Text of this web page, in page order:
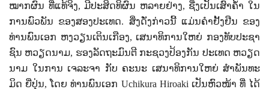
ໝາກ​ຜົນ​ ທີ່​ແທ້​ຈິງ, ມີ​ປະ​ສິດ​ທິ​ຜົນ ຫລາຍ​ຢ່າງ, ຊື່ງເປັນ​ເສົາ​ຄ້ຳ​ ໃນ​
ການ​ພົວ​ພັນ​ ຂອງສອງ​ປະ​ເທດ. ສິ່ງດັ່ງກ່າວນີ້ ​ແມ່ນ​ຄຳ​ຢັ້ງ​ຢືນ​ ຂອງ​
ທ່ານ​ພົນ​ເອກ ຫງວຽນ​ເຕິນ​ເກືອງ, ເສ​ນາ​ທິ​ການ​ໃຫຍ່ ກອງ​ທັບ​ປະ​ຊາ​
ຊົນ ຫວຽດ​ນາມ, ຮອງ​ລັດ​ຖະ​ມົນ​ຕີ ​ກະ​ຊວງ​ປ້ອງ​ກັນ​ ປະ​ເທດ ຫວຽດ​
ນາມ ໃນ​ການ​ ເຈ​ລ​ະ​ຈາ​ ກັບ ​ຄະ​ນະ ​ເສ​ນາ​ທິ​ການ​ໃຫຍ່​ ສຳພັນ​ທະ​
ມິດ ຍີ່​ປຸ່ນ, ໂດຍ ​ທ່ານ​ພົນ​ເອກ Uchikura Hiroaki ເປັນຫົວໜ້າ ທີ່ ​ໄດ້​